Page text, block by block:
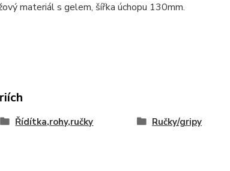
materiál s gelem, šířka úchopu 130mm.
Řídítka,rohy,ručky Ručky/gripy